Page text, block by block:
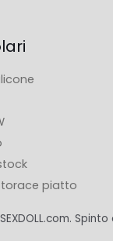
piatto